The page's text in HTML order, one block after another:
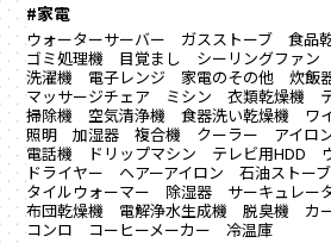
#家電
ウォーターサーバー ガスストーブ 食品
ゴミ処理機
目覚まし シーリングファン
洗濯機
電子レンジ 家電のその他 炊飯
マッサージチェア
ミシン 衣類乾燥機
掃除機
空気清浄機 食器洗い乾燥機 ワ
照明
加湿器 複合機 クーラー アイロ
電話機
ドリップマシン テレビ用HDD
ドライヤー
ヘアーアイロン 石油ストーブ
タイルウォーマー
除湿器 サーキュレー
布団乾燥機
電解浄水生成機 脱臭機 カ
コンロ
コーヒーメーカー 冷温庫